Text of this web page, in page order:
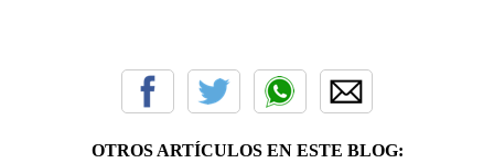
OTROS ARTÍCULOS EN ESTE BLOG: